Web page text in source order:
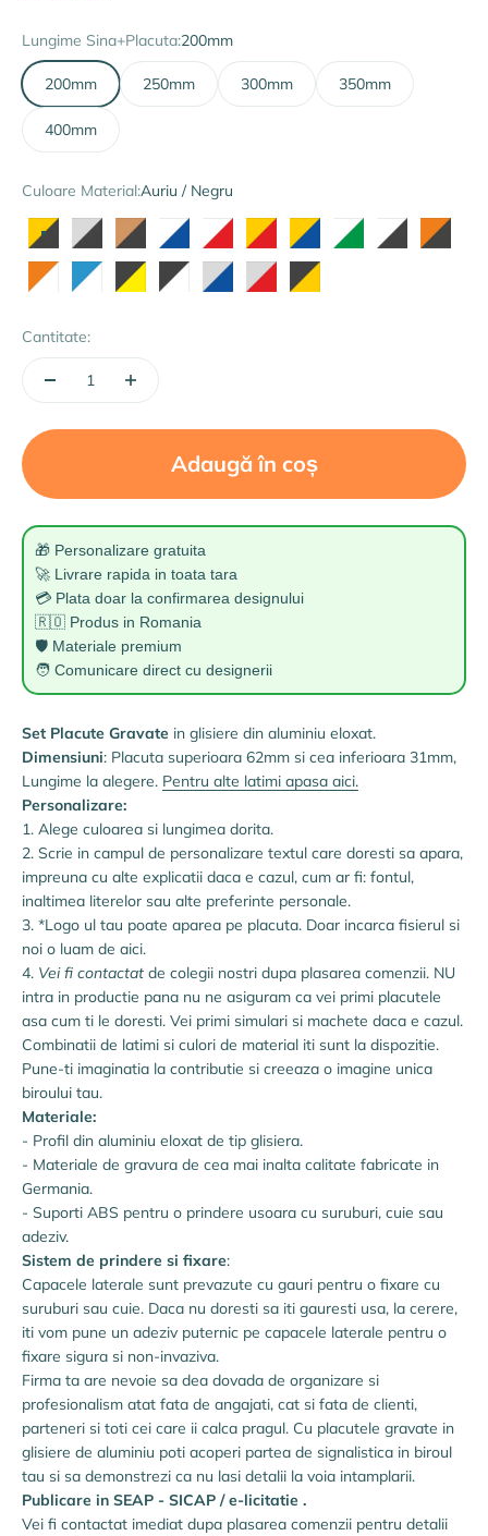
Lungime Sina+Placuta:200mm
200mm 250mm 300mm 350mm
400mm
Culoare Material:Auriu / Negru
Auriu / Negru
Argintiu / Negru
Bronz / Negru
Albastru / Alb
Alb / RosuAuriu / RosuAuriu / Albastru
Alb / VerdeAlb / Negru
Portocaliu / Alb
Albastru Deschis / Alb
Negru / Galben
Negru / AlbArgintiu / Albastru
Argintiu / Rosu
Negru / Auriu
Cantitate:
Adaugă în coș
🎁 Personalizare gratuita
🚀 Livrare rapida in toata tara
💳 Plata doar la confirmarea designului
🇷🇴 Produs in Romania
🛡️ Materiale premium
🧑 Comunicare direct cu designerii
Set Placute Gravate in glisiere din aluminiu eloxat.
Dimensiuni: Placuta superioara 62mm si cea inferioara 31mm,
Lungime la alegere. Pentru alte latimi apasa aici.
Personalizare:
1. Alege culoarea si lungimea dorita.
2. Scrie in campul de personalizare textul care doresti sa apara,
impreuna cu alte explicatii daca e cazul, cum ar fi: fontul,
inaltimea literelor sau alte preferinte personale.
3. *Logo ul tau poate aparea pe placuta. Doar incarca fisierul si
noi o luam de aici.
4. Vei fi contactat de colegii nostri dupa plasarea comenzii. NU
intra in productie pana nu ne asiguram ca vei primi placutele
asa cum ti le doresti. Vei primi simulari si machete daca e cazul.
Combinatii de latimi si culori de material iti sunt la dispozitie.
Pune-ti imaginatia la contributie si creeaza o imagine unica
biroului tau.
Materiale:
- Profil din aluminiu eloxat de tip glisiera.
- Materiale de gravura de cea mai inalta calitate fabricate in
Germania.
- Suporti ABS pentru o prindere usoara cu suruburi, cuie sau
adeziv.
Sistem de prindere si fixare:
Capacele laterale sunt prevazute cu gauri pentru o fixare cu
suruburi sau cuie. Daca nu doresti sa iti gauresti usa, la cerere,
iti vom pune un adeziv puternic pe capacele laterale pentru o
fixare sigura si non-invaziva.
Firma ta are nevoie sa dea dovada de organizare si
profesionalism atat fata de angajati, cat si fata de clienti,
parteneri si toti cei care ii calca pragul. Cu placutele gravate in
glisiere de aluminiu poti acoperi partea de signalistica in biroul
tau si sa demonstrezi ca nu lasi detalii la voia intamplarii.
Publicare in SEAP - SICAP / e-licitatie .
Vei fi contactat imediat dupa plasarea comenzii pentru detalii